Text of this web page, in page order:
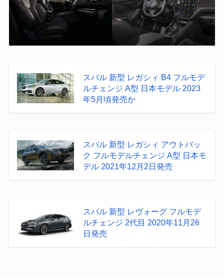
スバル 新型 レガシィ B4 フルモデ
ルチェンジ A型 日本モデル 2023
年5月頃発売か
スバル 新型 レガシィ アウトバッ
ク フルモデルチェンジ A型 日本モ
デル 2021年12月2日発売
スバル 新型 レヴォーグ フルモデ
ルチェンジ 2代目 2020年11月26
日発売